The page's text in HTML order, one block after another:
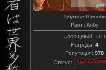
Группа: Шиноби
Ранг: Анбу
Сообщений: 1111
Награды: 4
Репутация: 978
Статус: